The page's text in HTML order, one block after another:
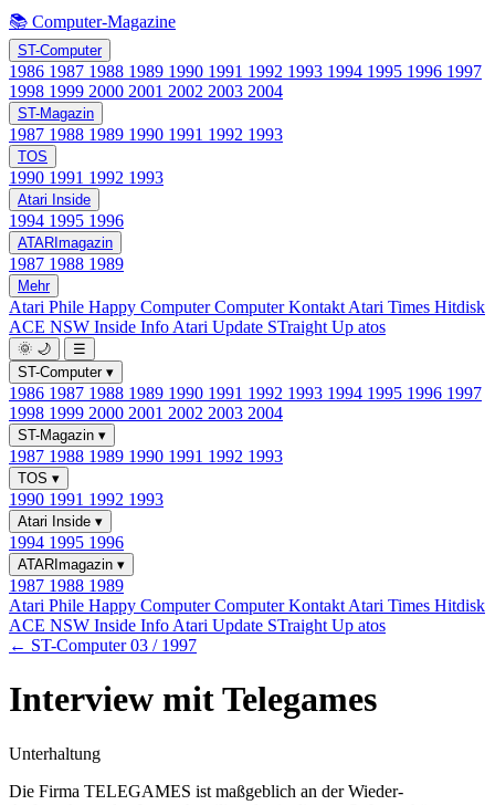
📚 Computer-Magazine
ST-Computer
1986 1987 1988 1989 1990 1991 1992 1993 1994 1995 1996 1997
1998 1999 2000 2001 2002 2003 2004
ST-Magazin
1987 1988 1989 1990 1991 1992 1993
TOS
1990 1991 1992 1993
Atari Inside
1994 1995 1996
ATARImagazin
1987 1988 1989
Mehr
Atari Phile Happy ComputerComputer Kontakt Atari Times Hitdisk
ACE NSW Inside Info Atari Update STraight Up atos
🌞 🌙
☰
ST-Computer ▾
1986 1987 1988 1989 1990 1991 1992 1993 1994 1995 1996 1997
1998 1999 2000 2001 2002 2003 2004
ST-Magazin ▾
1987 1988 1989 1990 1991 1992 1993
TOS ▾
1990 1991 1992 1993
Atari Inside ▾
1994 1995 1996
ATARImagazin ▾
1987 1988 1989
Atari Phile Happy ComputerComputer Kontakt Atari Times Hitdisk
ACE NSW Inside Info Atari Update STraight Up atos
← ST-Computer 03 / 1997
Interview mit Telegames
Unterhaltung
Die Firma TELEGAMES ist maßgeblich an der Wieder-